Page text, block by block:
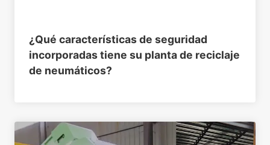
¿Qué características de seguridad
incorporadas tiene su planta de reciclaje
de neumáticos?